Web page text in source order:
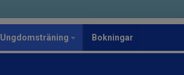
Ungdomsträning Bokningar